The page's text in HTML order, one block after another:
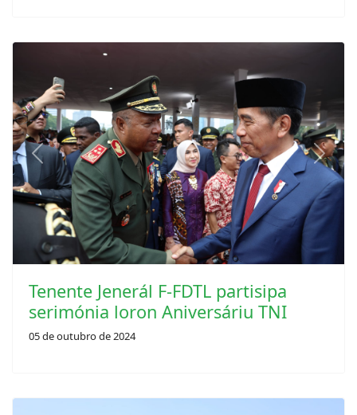
Previous Next
Tenente Jenerál F-FDTL partisipa
serimónia loron Aniversáriu TNI
05 de outubro de 2024